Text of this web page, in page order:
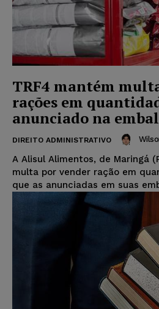
TRF4 mantém
rações em
anunciado na
DIREITO ADMINISTRATIVO
A Alisul Alimentos, de Maringá
multa por vender ração em
que as anunciadas em suas